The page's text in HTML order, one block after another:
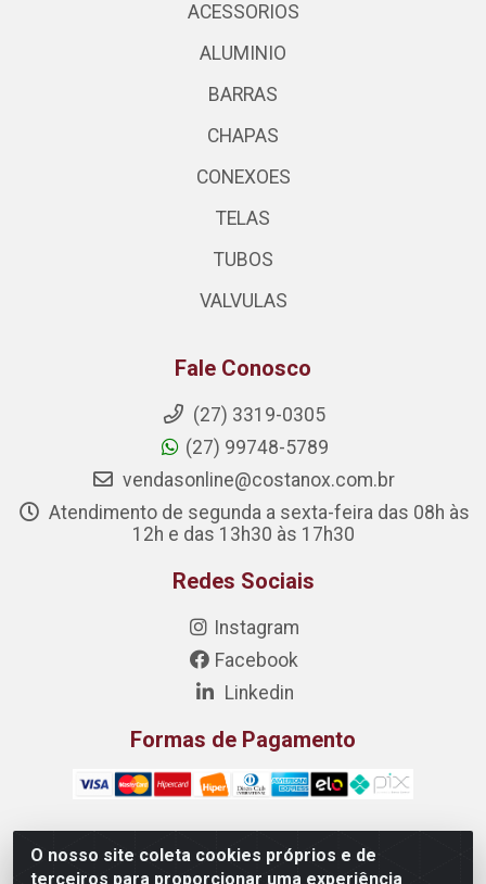
O nosso site coleta cookies próprios e de
terceiros para proporcionar uma experiência
ACESSORIOS
ALUMINIO
BARRAS
CHAPAS
CONEXOES
TELAS
TUBOS
VALVULAS
Fale Conosco
(27) 3319-0305
(27) 99748-5789
vendasonline@costanox.com.br
Atendimento de segunda a sexta-feira das 08h às
12h e das 13h30 às 17h30
Redes Sociais
Instagram
Facebook
Linkedin
Formas de Pagamento
Costanox Aços Inoxidaveis LTDA - Rua Quartzos 7 - Nossa